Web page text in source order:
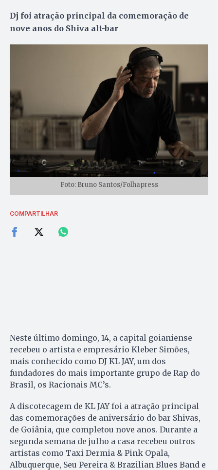
Dj foi atração principal da comemoração de
nove anos do Shiva alt-bar
Foto: Bruno Santos/Folhapress
COMPARTILHAR
Neste último domingo, 14, a capital goianiense
recebeu o artista e empresário Kleber Simões,
mais conhecido como DJ KL JAY, um dos
fundadores do mais importante grupo de Rap do
Brasil, os Racionais MC’s.
A discotecagem de KL JAY foi a atração principal
das comemorações de aniversário do bar Shivas,
de Goiânia, que completou nove anos. Durante a
segunda semana de julho a casa recebeu outros
artistas como Taxi Dermia & Pink Opala,
Albuquerque, Seu Pereira & Brazilian Blues Band e